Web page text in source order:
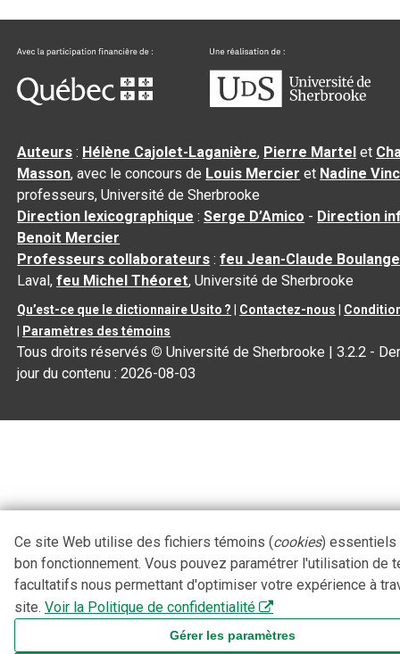
Auteurs : Hélène Cajolet-Laganière, Pierre Martel et
Masson, avec le concours de Louis Mercier et Nadine
professeurs, Université de Sherbrooke
Direction lexicographique :Serge D’Amico - Direction
Benoit Mercier
Professeurs collaborateurs :feu Jean-Claude
Laval,feu Michel Théoret, Université de Sherbrooke
Qu’est-ce que le dictionnaire Usito ? Contactez-nous
Paramètres des témoins
Tous droits réservés © Université de Sherbrooke |3.2.2 -
jour du contenu :2026-08-03
Ce site Web utilise des fichiers témoins (cookies) essentiels
bon fonctionnement. Vous pouvez paramétrer l'utilisation de
facultatifs nous permettant d'optimiser votre expérience à
site. Voir la Politique de confidentialité
Gérer les paramètres